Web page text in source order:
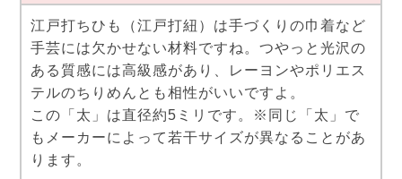
江戸打ちひも（江戸打紐）は手づくりの巾着など
手芸には欠かせない材料ですね。つやっと光沢の
ある質感には高級感があり、レーヨンやポリエス
テルのちりめんとも相性がいいですよ。
この「太」は直径約5ミリです。※同じ「太」で
もメーカーによって若干サイズが異なることがあ
ります。